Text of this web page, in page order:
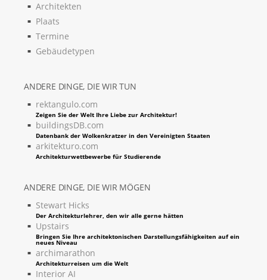
Architekten
Plaats
Termine
Gebäudetypen
ANDERE DINGE, DIE WIR TUN
rektangulo.com
Zeigen Sie der Welt Ihre Liebe zur Architektur!
buildingsDB.com
Datenbank der Wolkenkratzer in den Vereinigten Staaten
arkitekturo.com
Architekturwettbewerbe für Studierende
ANDERE DINGE, DIE WIR MÖGEN
Stewart Hicks
Der Architekturlehrer, den wir alle gerne hätten
Upstairs
Bringen Sie Ihre architektonischen Darstellungsfähigkeiten auf ein
neues Niveau
archimarathon
Architekturreisen um die Welt
Interior AI